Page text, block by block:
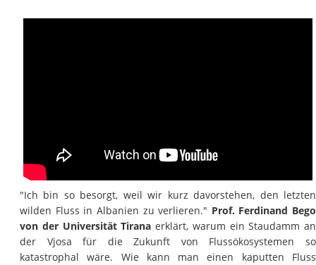
"Ich bin so besorgt, weil wir kurz davorstehen, den letzten
wilden Fluss in Albanien zu verlieren." Prof. Ferdinand Bego
von der Universität Tirana erklärt, warum ein Staudamm an
der Vjosa für die Zukunft von Flussökosystemen so
katastrophal wäre. Wie kann man einen kaputten Fluss